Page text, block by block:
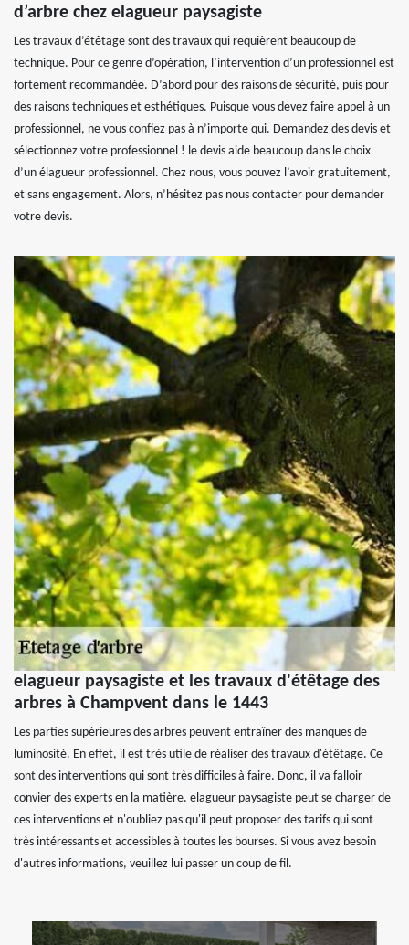
d’arbre chez elagueur paysagiste
Les travaux d’étêtage sont des travaux qui requièrent beaucoup de
technique. Pour ce genre d’opération, l’intervention d’un professionnel est
fortement recommandée. D’abord pour des raisons de sécurité, puis pour
des raisons techniques et esthétiques. Puisque vous devez faire appel à un
professionnel, ne vous confiez pas à n’importe qui. Demandez des devis et
sélectionnez votre professionnel ! le devis aide beaucoup dans le choix
d’un élagueur professionnel. Chez nous, vous pouvez l’avoir gratuitement,
et sans engagement. Alors, n’hésitez pas nous contacter pour demander
votre devis.
elagueur paysagiste et les travaux d'étêtage des
arbres à Champvent dans le 1443
Les parties supérieures des arbres peuvent entraîner des manques de
luminosité. En effet, il est très utile de réaliser des travaux d'étêtage. Ce
sont des interventions qui sont très difficiles à faire. Donc, il va falloir
convier des experts en la matière. elagueur paysagiste peut se charger de
ces interventions et n'oubliez pas qu'il peut proposer des tarifs qui sont
très intéressants et accessibles à toutes les bourses. Si vous avez besoin
d'autres informations, veuillez lui passer un coup de fil.